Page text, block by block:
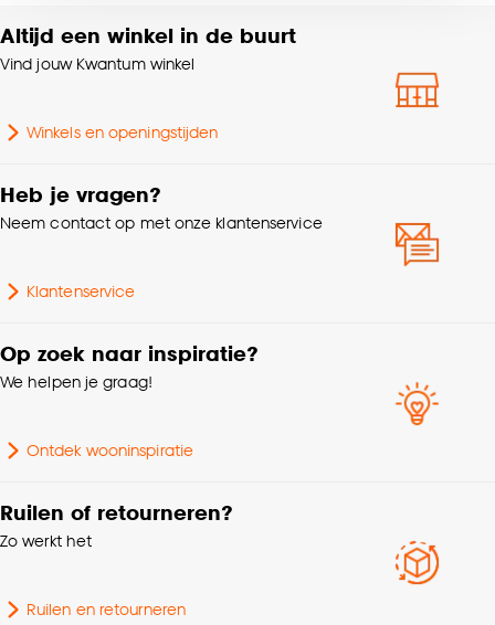
accepteren door op ‘Cookies aanpassen’ te
klikken.
Goed om te weten is dat je deze keuze altijd nog
Poolhoogte
Altijd een winkel in de buurt
Vind jouw Kwantum winkel
Winkels en openingstijden
Heb je vragen?
Neem contact op met onze klantenservice
Klantenservice
Op zoek naar inspiratie?
We helpen je graag!
Ontdek wooninspiratie
Ruilen of retourneren?
Zo werkt het
Ruilen en retourneren